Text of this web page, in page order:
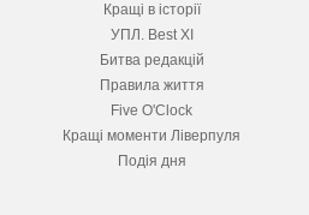
Кращі в історії
УПЛ. Best XІ
Битва редакцій
Правила життя
Five O'Clock
Кращі моменти Ліверпуля
Подія дня